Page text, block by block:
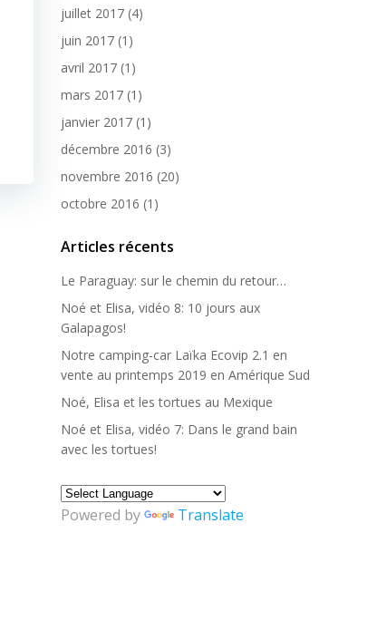
juillet 2017 (4)
juin 2017 (1)
avril 2017 (1)
mars 2017 (1)
janvier 2017 (1)
décembre 2016 (3)
novembre 2016 (20)
octobre 2016 (1)
Articles récents
Le Paraguay: sur le chemin du retour…
Noé et Elisa, vidéo 8: 10 jours aux
Galapagos!
Notre camping-car Laïka Ecovip 2.1 en
vente au printemps 2019 en Amérique Sud
Noé, Elisa et les tortues au Mexique
Noé et Elisa, vidéo 7: Dans le grand bain
avec les tortues!
Powered by Translate